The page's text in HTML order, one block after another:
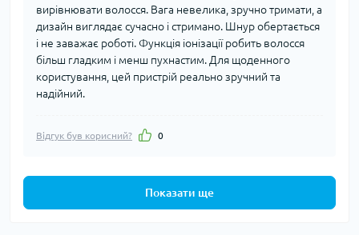
вирівнювати волосся. Вага невелика, зручно тримати, а
дизайн виглядає сучасно і стримано. Шнур обертається
і не заважає роботі. Функція іонізації робить волосся
більш гладким і менш пухнастим. Для щоденного
користування, цей пристрій реально зручний та
надійний.
Відгук був корисний? 0
Показати ще